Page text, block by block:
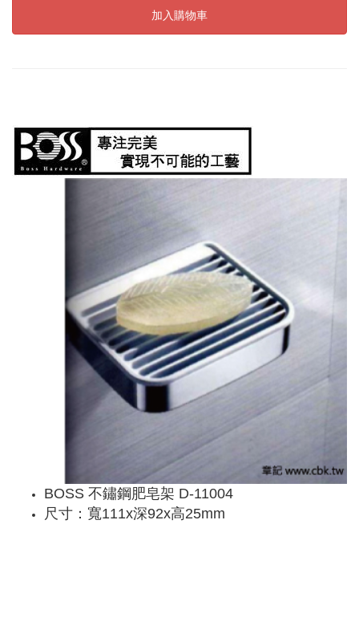
加入購物車
BOSS 不鏽鋼肥皂架 D-11004
尺寸：寬111x深92x高25mm